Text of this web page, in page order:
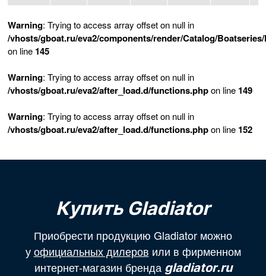
Warning: Trying to access array offset on null in
/vhosts/gboat.ru/eva2/components/render/Catalog/
on line 145
Warning: Trying to access array offset on null in
/vhosts/gboat.ru/eva2/after_load.d/functions.phpon line 149
Warning: Trying to access array offset on null in
/vhosts/gboat.ru/eva2/after_load.d/functions.phpon line 152
Купить Gladiator
Приобрести продукцию Gladiator можно
уофициальных дилеров или в фирменном
интернет-магазин бренда gladiator.ru